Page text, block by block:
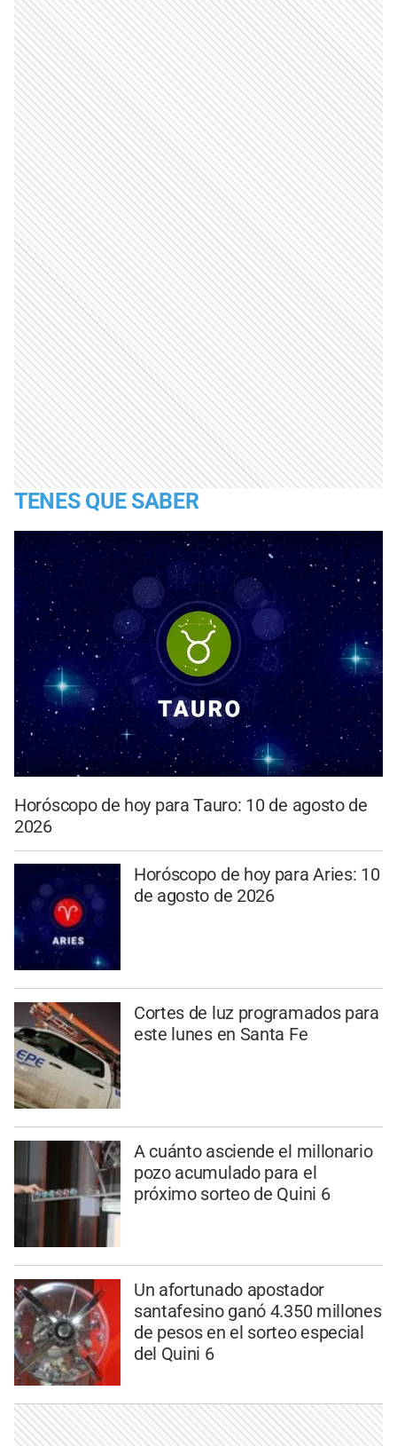
TENES QUE SABER
Horóscopo de hoy para Tauro: 10 de agosto de
2026
Horóscopo de hoy para Aries: 10
de agosto de 2026
Cortes de luz programados para
este lunes en Santa Fe
A cuánto asciende el millonario
pozo acumulado para el
próximo sorteo de Quini 6
Un afortunado apostador
santafesino ganó 4.350 millones
de pesos en el sorteo especial
del Quini 6